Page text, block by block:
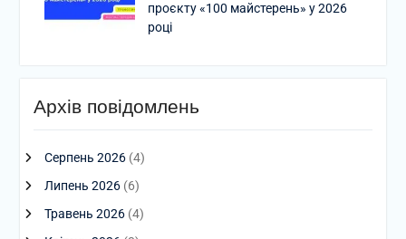
проєкту «100 майстерень» у 2026
році
Архів повідомлень
Серпень 2026(4)
Липень 2026(6)
Травень 2026(4)